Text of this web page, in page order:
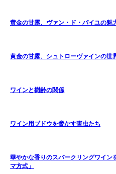
黄金の甘露、ヴァン・ド・パイユの魅
黄金の甘露、シュトローヴァインの世
ワインと樹齢の関係
ワイン用ブドウを脅かす害虫たち
華やかな香りのスパークリングワイン
マ方式」